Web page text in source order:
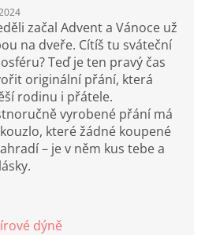
začal Advent a Vánoce už
na dveře. Cítíš tu sváteční
Teď je ten pravý čas
originální přání, která
rodinu i přátele.
vyrobené přání má
které žádné koupené
– je v něm kus tebe a
dýně